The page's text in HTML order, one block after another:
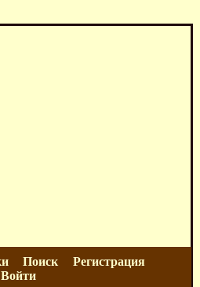
Поиск
Регистрация
Войти